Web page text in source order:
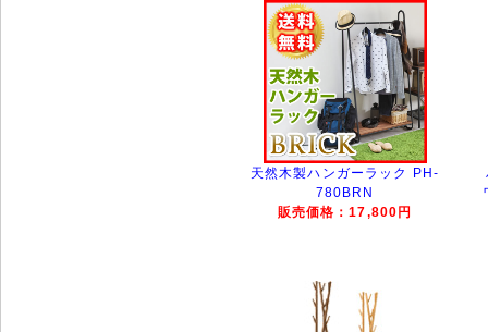
天然木製ハンガーラック PH-
780BRN
販売価格：17,800円